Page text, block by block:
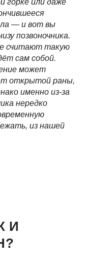
горке или даже
— и вот вы
позвоночника.
считают такую
сам собой.
может
открытой раны,
именно из-за
нередко
из нашей
И